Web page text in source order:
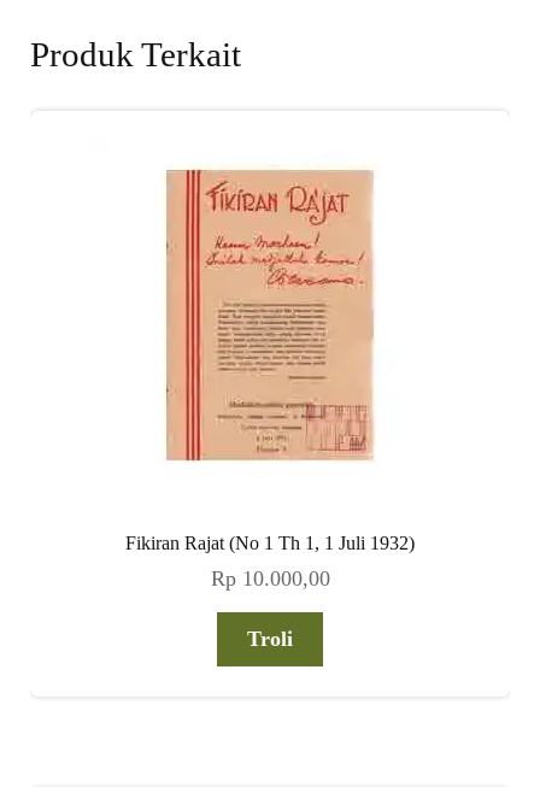
Produk Terkait
Fikiran Rajat (No 1 Th 1, 1 Juli 1932)
Rp10.000,00
Troli